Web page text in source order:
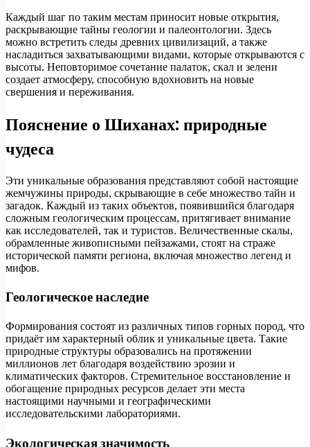
Каждый шаг по таким местам приносит новые открытия,
раскрывающие тайны геологии и палеонтологии. Здесь
можно встретить следы древних цивилизаций, а также
насладиться захватывающими видами, которые открываются с
высоты. Неповторимое сочетание палаток, скал и зелени
создает атмосферу, способную вдохновить на новые
свершения и переживания.
Пояснение о Шиханах: природные
чудеса
Эти уникальные образования представляют собой настоящие
жемчужины природы, скрывающие в себе множество тайн и
загадок. Каждый из таких объектов, появившийся благодаря
сложным геологическим процессам, притягивает внимание
как исследователей, так и туристов. Величественные скалы,
обрамленные живописными пейзажами, стоят на страже
исторической памяти региона, включая множество легенд и
мифов.
Геологическое наследие
Формирования состоят из различных типов горных пород, что
придаёт им характерный облик и уникальные цвета. Такие
природные структуры образовались на протяжении
миллионов лет благодаря воздействию эрозии и
климатических факторов. Стремительное восстановление и
обогащение природных ресурсов делает эти места
настоящими научными и географическими
исследовательскими лабораториями.
Экологическая значимость